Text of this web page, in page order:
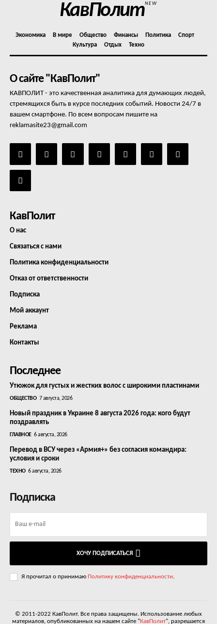
КавПолитNEW
Экономика В мире Общество Финансы Политика
Спорт
Культура
Отдых Техно
О сайте "КавПолит"
КАВПОЛИТ - это качественная аналитика для думающих людей,
стремящихся быть в курсе последних событий. Новости 24/7 в
вашем смартфоне. По всем вопросам пишите на
reklamasite23@gmail.com
КавПолит
О нас
Связаться с нами
Политика конфиденциальности
Отказ от ответственности
Подписка
Мой аккаунт
Реклама
Контакты
Последнее
Утюжок для густых и жестких волос с широкими пластинами
ОБЩЕСТВО 7 августа, 2026
Новый праздник в Украине 8 августа 2026 года: кого будут
поздравлять
ГЛАВНОЕ 6 августа, 2026
Перевод в ВСУ через «Армия+» без согласия командира:
условия и сроки
ТЕХНО 6 августа, 2026
Подписка
ХОЧУ ПОДПИСАТЬСЯ
Я прочитал о принимаю Политику конфиденциальности.
© 2011-2022 КавПолит. Все права защищены. Использование любых
материалов, опубликованных на нашем сайте "КавПолит", разрешается